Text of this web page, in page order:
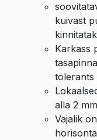
kuivast
Karkass
tolerants
alla 2
Vajalik